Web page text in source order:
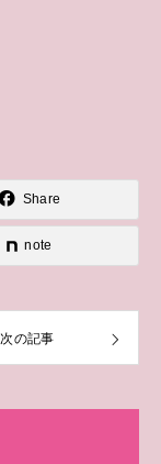
Share
note
次の記事